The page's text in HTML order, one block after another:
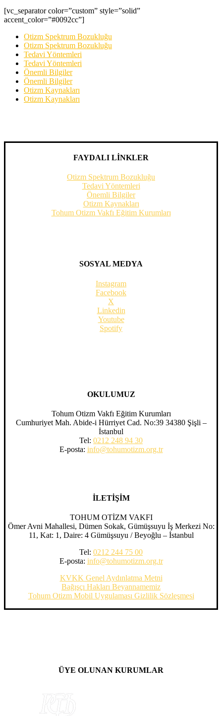
[vc_separator color=”custom” style=”solid”
accent_color=”#0092cc”]
Otizm Spektrum Bozukluğu
Otizm Spektrum Bozukluğu
Tedavi Yöntemleri
Tedavi Yöntemleri
Önemli Bilgiler
Önemli Bilgiler
Otizm Kaynakları
Otizm Kaynakları
FAYDALI LİNKLER
Otizm Spektrum Bozukluğu
Tedavi Yöntemleri
Önemli Bilgiler
Otizm Kaynakları
Tohum Otizm Vakfı Eğitim Kurumları
SOSYAL MEDYA
Instagram
Facebook
X
Linkedin
Youtube
Spotify
OKULUMUZ
Tohum Otizm Vakfı Eğitim Kurumları
Cumhuriyet Mah. Abide-i Hürriyet Cad. No:39 34380 Şişli –
İstanbul
Tel: 0212 248 94 30
E-posta: info@tohumotizm.org.tr
İLETİŞİM
TOHUM OTİZM VAKFI
Ömer Avni Mahallesi, Dümen Sokak, Gümüşsuyu İş Merkezi No:
11, Kat: 1, Daire: 4 Gümüşsuyu / Beyoğlu – İstanbul
Tel: 0212 244 75 00
E-posta: info@tohumotizm.org.tr
KVKK Genel Aydınlatma Metni
Bağışçı Hakları Beyannamemiz
Tohum Otizm Mobil Uygulaması Gizlilik Sözleşmesi
ÜYE OLUNAN KURUMLAR